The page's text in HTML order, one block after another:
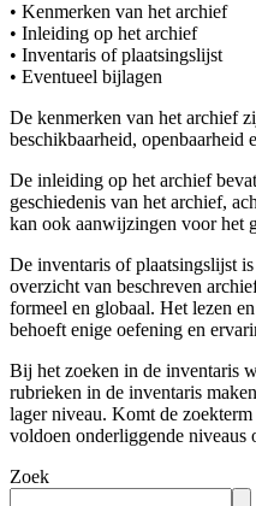
• Kenmerken van het archief
• Inleiding op het archief
• Inventaris of plaatsingslijst
• Eventueel bijlagen
De kenmerken van het archief
beschikbaarheid, openbaarheid
De inleiding op het archief
geschiedenis van het archief,
kan ook aanwijzingen voor het
De inventaris of plaatsingslijst
overzicht van beschreven
formeel en globaal. Het lezen
behoeft enige oefening en
Bij het zoeken in de inventaris
rubrieken in de inventaris
lager niveau. Komt de
voldoen onderliggende niveaus
Zoek